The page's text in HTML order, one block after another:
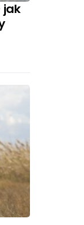
jak